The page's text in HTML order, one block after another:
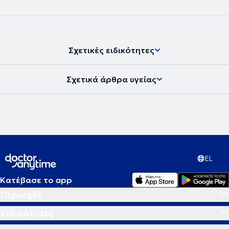
Σχετικές ειδικότητες
Σχετικά άρθρα υγείας
EL
Κατέβασε το app